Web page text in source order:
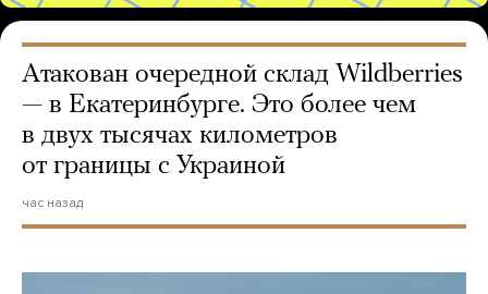
Атакован очередной склад Wildberries
— в Екатеринбурге. Это более чем
в двух тысячах километров
от границы с Украиной
час назад